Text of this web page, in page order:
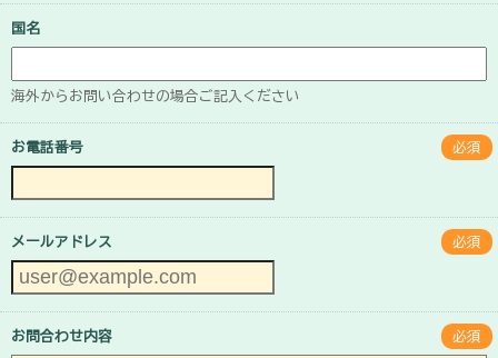
国名
海外からお問い合わせの場合ご記入ください
お電話番号 必須
メールアドレス 必須
お問合わせ内容 必須